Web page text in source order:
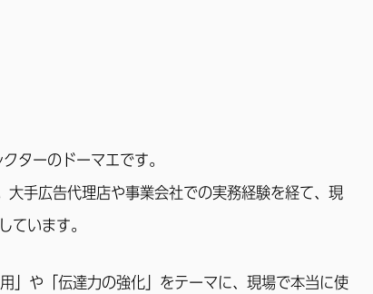
ターのドーマエです。
手広告代理店や事業会社での実務経験を経て、現
ています。
」や「伝達力の強化」をテーマに、現場で本当に使